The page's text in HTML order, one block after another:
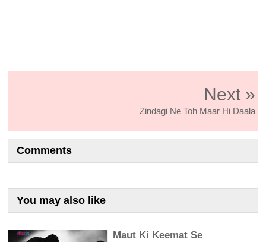
Next »
Zindagi Ne Toh Maar Hi Daala
Comments
You may also like
Maut Ki Keemat Se